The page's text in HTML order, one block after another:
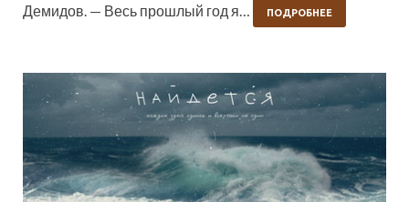
Демидов. — Весь прошлый год я…
ПОДРОБНЕЕ